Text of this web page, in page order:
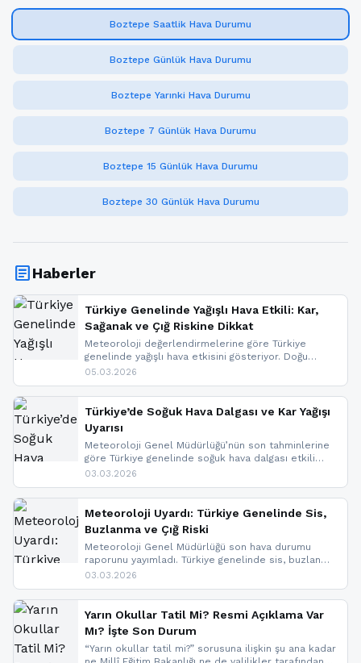
Boztepe Saatlik Hava Durumu
Boztepe Günlük Hava Durumu
Boztepe Yarınki Hava Durumu
Boztepe 7 Günlük Hava Durumu
Boztepe 15 Günlük Hava Durumu
Boztepe 30 Günlük Hava Durumu
articleHaberler
Türkiye Genelinde Yağışlı Hava Etkili: Kar,
Sağanak ve Çığ Riskine Dikkat
Meteoroloji değerlendirmelerine göre Türkiye
genelinde yağışlı hava etkisini gösteriyor. Doğu
bölgelerinde kar yağışı beklenirken Marmara ve
ise çığ tehlikesi bulunuyor. İç kesimlerde sis ve pus
nedeniyle görüş mesafesinde azalma
yaşanabileceği belirtiliyor.
05.03.2026
Türkiye’de Soğuk Hava Dalgası ve Kar Yağışı
Uyarısı
Meteoroloji Genel Müdürlüğü’nün son tahminlerine
göre Türkiye genelinde soğuk hava dalgası etkili
oluyor. Birçok il için kar yağışı ve buzlanma uyarısı
03.03.2026
Meteoroloji Uyardı: Türkiye Genelinde Sis,
Buzlanma ve Çığ Riski
Meteoroloji Genel Müdürlüğü son hava durumu
raporunu yayımladı. Türkiye genelinde sis, buzlanma
ve don beklenirken Doğu Anadolu ve Doğu
yapıldı. İşte son dakika meteoroloji gelişmeleri.
03.03.2026
Yarın Okullar Tatil Mi? Resmi Açıklama Var
Mı? İşte Son Durum
“Yarın okullar tatil mi?” sorusuna ilişkin şu ana kadar